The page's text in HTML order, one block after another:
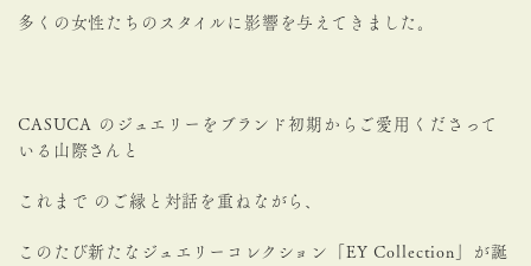
多くの女性たちのスタイルに影響を与えてきました。
CASUCA のジュエリーをブランド初期からご愛用くださって
いる山際さんと
これまで のご縁と対話を重ねながら、
このたび新たなジュエリーコレクション「EY Collection」が誕